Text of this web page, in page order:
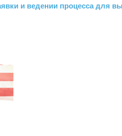
и ведении процесса для